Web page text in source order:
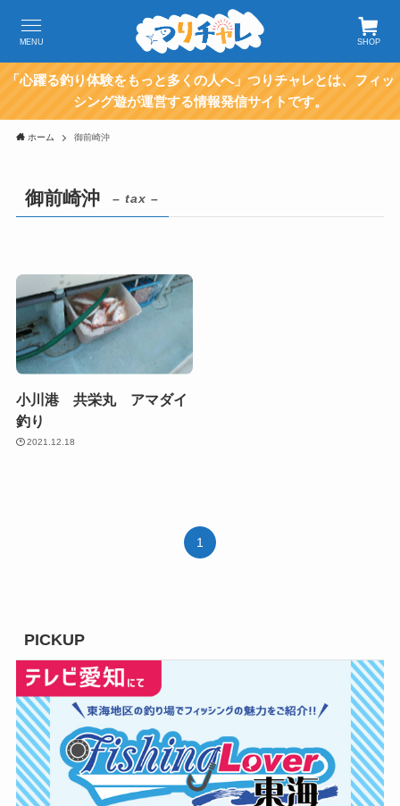
SHOP
MENU
「心躍る釣り体験をもっと多くの人へ」つりチャレとは、フィッ
シング遊が運営する情報発信サイトです。
ホーム 御前崎沖
御前崎沖 – tax –
小川港 共栄丸 アマダイ
釣り
2021.12.18
1
PICKUP